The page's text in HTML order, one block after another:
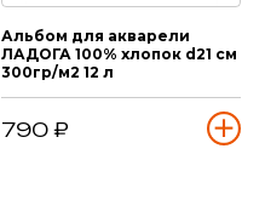
Альбом для акварели
ЛАДОГА 100% хлопок d21 см
300гр/м2 12 л
790 ₽